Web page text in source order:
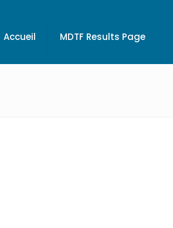
Accueil MDTF Results Page